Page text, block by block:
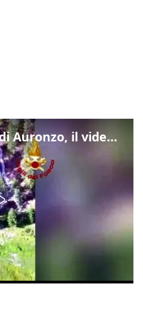
Frana lambisce le case di Auronzo, il video dall'elicottero dei vigili del fuoco